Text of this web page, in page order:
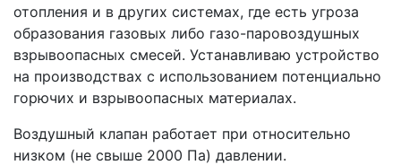
отопления и в других системах, где есть угроза
образования газовых либо газо-паровоздушных
взрывоопасных смесей. Устанавливаю устройство
на производствах с использованием потенциально
горючих и взрывоопасных материалах.
Воздушный клапан работает при относительно
низком (не свыше 2000 Па) давлении.